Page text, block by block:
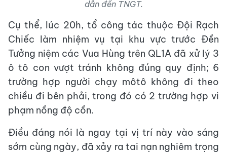
dẫn đến TNGT.
Cụ thể, lúc 20h, tổ công tác thuộc Đội Rạch
Chiếc làm nhiệm vụ tại khu vực trước Đền
Tưởng niệm các Vua Hùng trên QL1A đã xử lý 3
ô tô con vượt tránh không đúng quy định; 6
trường hợp người chạy môtô không đi theo
chiều đi bên phải, trong đó có 2 trường hợp vi
phạm nồng độ cồn.
Điều đáng nói là ngay tại vị trí này vào sáng
sớm cùng ngày, đã xảy ra tai nạn nghiêm trọng